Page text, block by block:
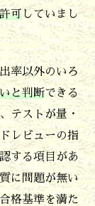
可 していまし
率以外のいろ
と判断できる
テストが量・
レビューの指
する項目があ
に問題が無い
格基準を満た